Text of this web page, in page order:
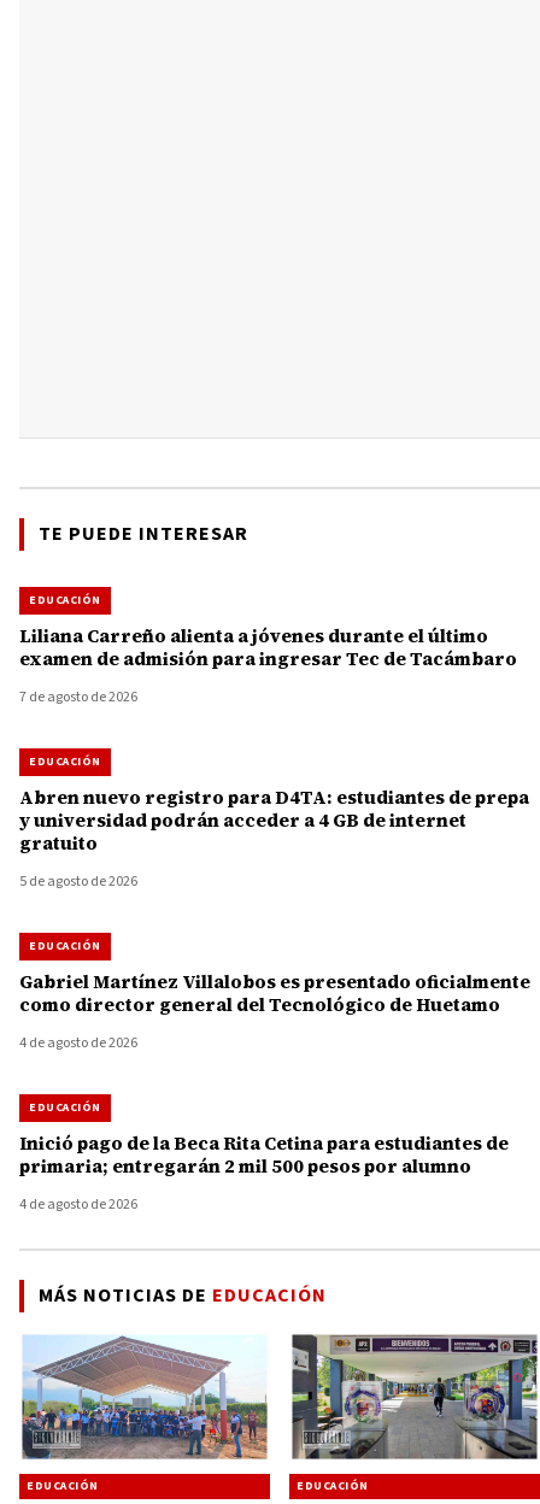
TE PUEDE INTERESAR
EDUCACIÓN
Liliana Carreño alienta a jóvenes durante el último
examen de admisión para ingresar Tec de Tacámbaro
7 de agosto de 2026
EDUCACIÓN
Abren nuevo registro para D4TA: estudiantes de prepa
y universidad podrán acceder a 4 GB de internet
gratuito
5 de agosto de 2026
EDUCACIÓN
Gabriel Martínez Villalobos es presentado oficialmente
como director general del Tecnológico de Huetamo
4 de agosto de 2026
EDUCACIÓN
Inició pago de la Beca Rita Cetina para estudiantes de
primaria; entregarán 2 mil 500 pesos por alumno
4 de agosto de 2026
MÁS NOTICIAS DE EDUCACIÓN
EDUCACIÓN EDUCACIÓN